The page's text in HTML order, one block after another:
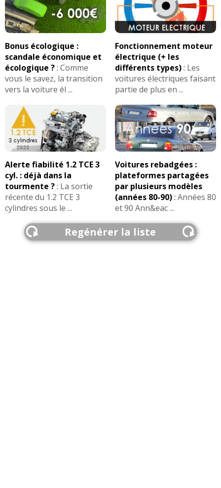
Bonus écologique :
scandale économique et
écologique ?: Comme
vous le savez, la transition
vers la voiture él ...
Fonctionnement moteur
électrique (+ les
différents types): Les
voitures électriques faisant
partie de plus en ...
Alerte fiabilité 1.2 TCE 3
cyl. : déjà dans la
tourmente ?: La sortie
récente du 1.2 TCE 3
cylindres sous le ...
Voitures rebadgées :
plateformes partagées
par plusieurs modèles
(années 80-90): Années 80
et 90 Ann&eac ...
Regénérer la liste